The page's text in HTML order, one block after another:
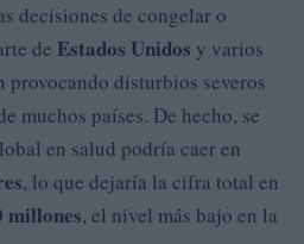
decisiones de congelar o
de Estados Unidos y varios
provocando disturbios severos
muchos países. De hecho, se
en salud podría caer en
, lo que dejaría la cifra total en
millones, el nivel más bajo en la